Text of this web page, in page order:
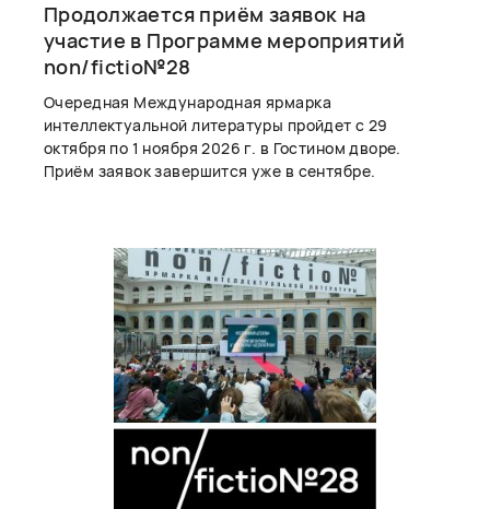
Продолжается приём заявок на
участие в Программе мероприятий
non/fictio№28
Очередная Международная ярмарка
интеллектуальной литературы пройдет с 29
октября по 1 ноября 2026 г. в Гостином дворе.
Приём заявок завершится уже в сентябре.